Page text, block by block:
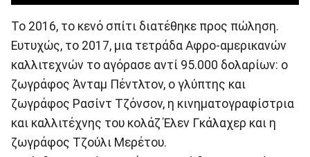
Το 2016, το κενό σπίτι διατέθηκε προς πώληση.
Ευτυχώς, το 2017, μια τετράδα Αφρο-αμερικανών
καλλιτεχνών το αγόρασε αντί 95.000 δολαρίων: ο
ζωγράφος Άνταμ Πέντλτον, ο γλύπτης και
ζωγράφος Ρασίντ Τζόνσον, η κινηματογραφίστρια
και καλλιτέχνης του κολάζ Έλεν Γκάλαχερ και η
ζωγράφος Τζούλι Μερέτου.